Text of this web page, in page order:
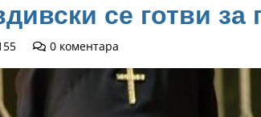
се готви за
0 коментара